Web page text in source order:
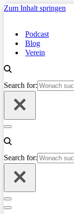
Zum Inhalt springen
Podcast
Blog
Verein
Search for:
Navigationsmenü
Search for:
Navigationsmenü
Navigationsmenü